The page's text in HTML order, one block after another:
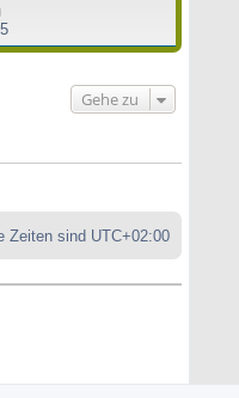
e
u
a
g
Gehe zu
Zeiten sind UTC+02:00